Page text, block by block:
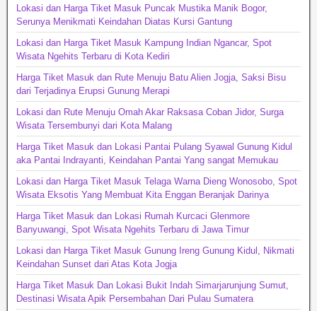
Lokasi dan Harga Tiket Masuk Puncak Mustika Manik Bogor,
Serunya Menikmati Keindahan Diatas Kursi Gantung
Lokasi dan Harga Tiket Masuk Kampung Indian Ngancar, Spot
Wisata Ngehits Terbaru di Kota Kediri
Harga Tiket Masuk dan Rute Menuju Batu Alien Jogja, Saksi Bisu
dari Terjadinya Erupsi Gunung Merapi
Lokasi dan Rute Menuju Omah Akar Raksasa Coban Jidor, Surga
Wisata Tersembunyi dari Kota Malang
Harga Tiket Masuk dan Lokasi Pantai Pulang Syawal Gunung Kidul
aka Pantai Indrayanti, Keindahan Pantai Yang sangat Memukau
Lokasi dan Harga Tiket Masuk Telaga Warna Dieng Wonosobo, Spot
Wisata Eksotis Yang Membuat Kita Enggan Beranjak Darinya
Harga Tiket Masuk dan Lokasi Rumah Kurcaci Glenmore
Banyuwangi, Spot Wisata Ngehits Terbaru di Jawa Timur
Lokasi dan Harga Tiket Masuk Gunung Ireng Gunung Kidul, Nikmati
Keindahan Sunset dari Atas Kota Jogja
Harga Tiket Masuk Dan Lokasi Bukit Indah Simarjarunjung Sumut,
Destinasi Wisata Apik Persembahan Dari Pulau Sumatera